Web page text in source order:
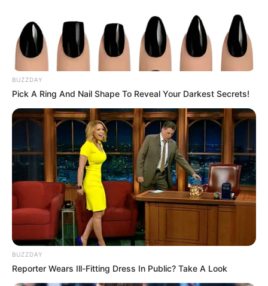
BUZZDAY
Pick A Ring And Nail Shape To Reveal Your Darkest Secrets!
BUZZDAY
Reporter Wears Ill-Fitting Dress In Public? Take A Look